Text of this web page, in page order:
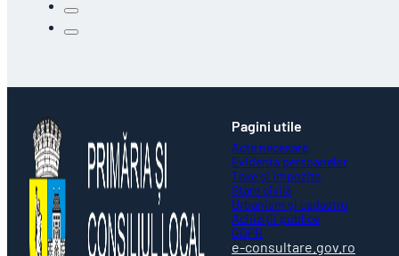
Pagini utile
Acte necesare
Evidența persoanelor
Taxe și impozite
Stare civilă
Urbanism și cadastru
Achiziții publice
GDPR
e-consultare.gov.ro